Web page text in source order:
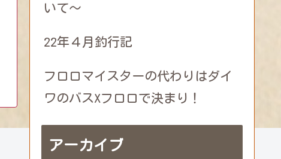
いて～
22年４月釣行記
フロロマイスターの代わりはダイ
ワのバスXフロロで決まり！
アーカイブ